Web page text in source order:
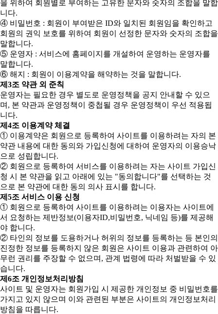
을 위하여 회원별로 부여하는 고유한 문자와 숫자의 조합을 말합
니다.
④ 비밀번호 : 회원이 부여받은 ID와 일치된 회원임을 확인하고
회원의 권익 보호를 위하여 회원이 선정한 문자와 숫자의 조합을
말합니다.
⑤ 운영자 : 서비스에 홈페이지를 개설하여 운영하는 운영자를
말합니다.
⑥ 해지 : 회원이 이용계약을 해약하는 것을 말합니다.
제3조 약관 외 준칙
운영자는 필요한 경우 별도로 운영정책을 공지 안내할 수 있으
며, 본 약관과 운영정책이 중첩될 경우 운영정책이 우선 적용됩
니다.
제4조 이용계약 체결
① 이용계약은 회원으로 등록하여 사이트를 이용하려는 자의 본
약관 내용에 대한 동의와 가입신청에 대하여 운영자의 이용승낙
으로 성립합니다.
② 회원으로 등록하여 서비스를 이용하려는 자는 사이트 가입신
청 시 본 약관을 읽고 아래에 있는 "동의합니다"를 선택하는 것
으로 본 약관에 대한 동의 의사 표시를 합니다.
제5조 서비스 이용 신청
① 회원으로 등록하여 사이트를 이용하려는 이용자는 사이트에
서 요청하는 제반정보(이용자ID,비밀번호, 닉네임 등)를 제공해
야 합니다.
② 타인의 정보를 도용하거나 허위의 정보를 등록하는 등 본인의
진정한 정보를 등록하지 않은 회원은 사이트 이용과 관련하여 아
무런 권리를 주장할 수 없으며, 관계 법령에 따라 처벌받을 수 있
습니다.
제6조 개인정보처리방침
사이트 및 운영자는 회원가입 시 제공한 개인정보 중 비밀번호를
가지고 있지 않으며 이와 관련된 부분은 사이트의 개인정보처리
방침을 따릅니다.